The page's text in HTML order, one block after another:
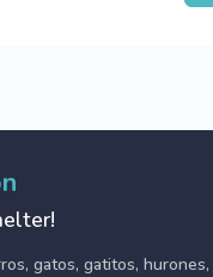
gatos, gatitos, hurones,